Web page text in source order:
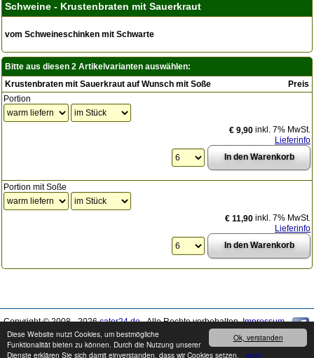
Ok, verstanden
Diese Website nutzt Cookies, um bestmögliche
Funktionalität bieten zu können. Durch die Nutzung unserer
Dienste erklären Sie sich damit einverstanden, dass wir Cookies setzen. mehr
Schweine - Krustenbraten mit Sauerkraut
vom Schweineschinken mit Schwarte
Bitte aus diesen 2 Artikelvarianten auswählen:
Krustenbraten mit Sauerkraut auf Wunsch mit Soße
Preis
Portion
€ 9,90 inkl. 7% MwSt.
Lieferinfo
Portion mit Soße
€ 11,90 inkl. 7% MwSt.
Lieferinfo
Copyright © 2008 - 2026cater24.de- Alle Rechte vorbehalten.Impressum
Produkte können von den Abbildungen abweichen. Druckfehler / Irrtümer sowie